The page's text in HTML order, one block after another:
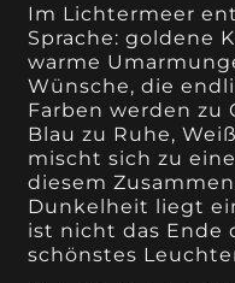
Im Lichtermeer
Sprache: goldene
warme
Wünsche, die
Farben werden zu
Blau zu Ruhe,
mischt sich zu
diesem
Dunkelheit liegt
ist nicht das Ende
schönstes